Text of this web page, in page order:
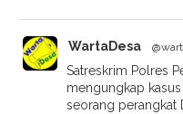
WartaDesa
Satreskrim Polres
mengungkap
seorang perangkat